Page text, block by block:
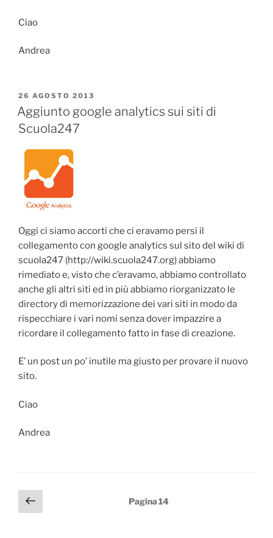
Ciao
Andrea
PUBBLICATO
IL
26 AGOSTO 2013
Aggiunto google analytics sui siti di
Scuola247
Oggi ci siamo accorti che ci eravamo persi il
collegamento con google analytics sul sito del wiki di
scuola247 (http://wiki.scuola247.org) abbiamo
rimediato e, visto che c’eravamo, abbiamo controllato
anche gli altri siti ed in più abbiamo riorganizzato le
directory di memorizzazione dei vari siti in modo da
rispecchiare i vari nomi senza dover impazzire a
ricordare il collegamento fatto in fase di creazione.
E’ un post un po’ inutile ma giusto per provare il nuovo
sito.
Ciao
Andrea
Paginazione
degli
Pagina
precedente
Pagina14